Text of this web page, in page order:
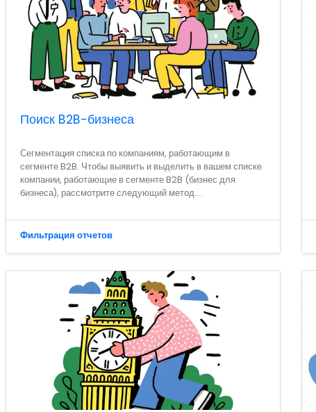
Поиск B2B-бизнеса
Сегментация списка по компаниям, работающим в
сегменте B2B. Чтобы выявить и выделить в вашем списке
компании, работающие в сегменте B2B (бизнес для
бизнеса), рассмотрите следующий метод....
Фильтрация отчетов